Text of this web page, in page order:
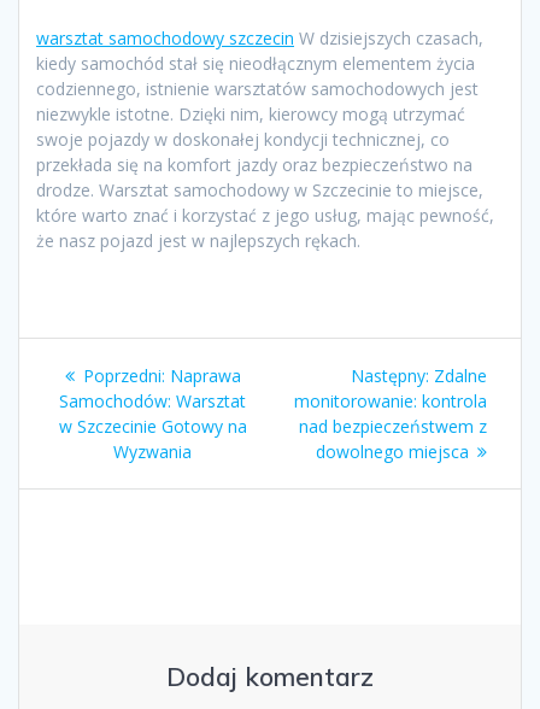
warsztat samochodowy szczecin W dzisiejszych czasach,
kiedy samochód stał się nieodłącznym elementem życia
codziennego, istnienie warsztatów samochodowych jest
niezwykle istotne. Dzięki nim, kierowcy mogą utrzymać
swoje pojazdy w doskonałej kondycji technicznej, co
przekłada się na komfort jazdy oraz bezpieczeństwo na
drodze. Warsztat samochodowy w Szczecinie to miejsce,
które warto znać i korzystać z jego usług, mając pewność,
że nasz pojazd jest w najlepszych rękach.
Nawigacja
wpisu
Poprzedni: Poprzedni
wpis:
Naprawa
Samochodów: Warsztat
w Szczecinie Gotowy na
Wyzwania
Następny: Następny
wpis:
Zdalne
monitorowanie: kontrola
nad bezpieczeństwem z
dowolnego miejsca
Dodaj komentarz